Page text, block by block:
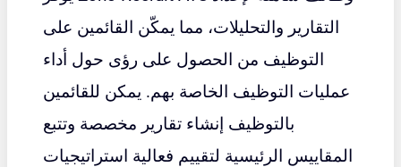
التقارير والتحليلات، مما يمكّن القائمين على
التوظيف من الحصول على رؤى حول أداء
عمليات التوظيف الخاصة بهم. يمكن للقائمين
بالتوظيف إنشاء تقارير مخصصة وتتبع
المقاييس الرئيسية لتقييم فعالية استراتيجيات